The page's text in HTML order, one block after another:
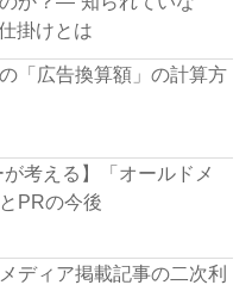
掛けとは
「広告換算額」の計算方
が考える】「オールドメ
PRの今後
ディア掲載記事の二次利